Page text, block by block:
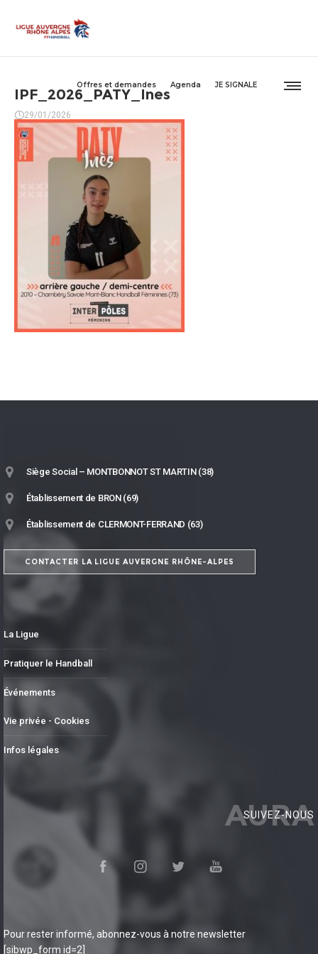
Offres et demandes Agenda JE SIGNALE
IPF_2026_PATY_Ines
29/01/2026
Siège Social – MONTBONNOT ST MARTIN (38)
Établissement de BRON (69)
Établissement de CLERMONT-FERRAND (63)
CONTACTER LA LIGUE AUVERGNE RHÔNE-ALPES
La Ligue
Pratiquer le Handball
Événements
Vie privée - Cookies
Infos légales
AURA
SUIVEZ-NOUS
Pour rester informé, abonnez-vous à notre newsletter
[sibwp_form id=2]